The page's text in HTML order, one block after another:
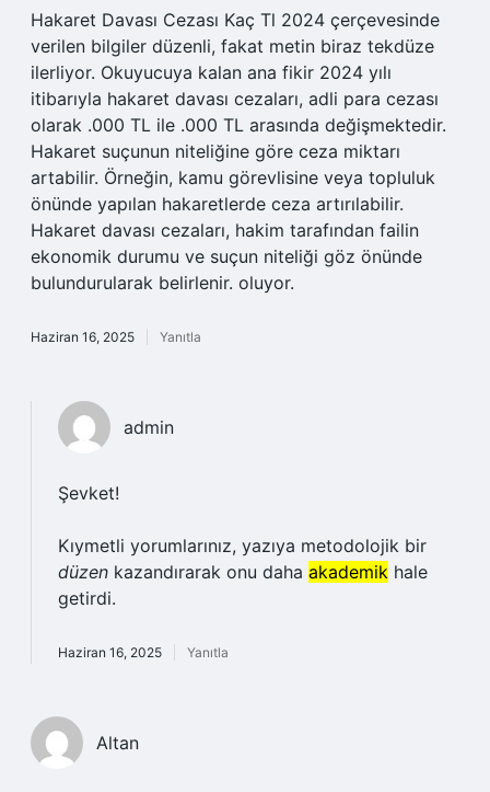
Hakaret Davası Cezası Kaç Tl 2024 çerçevesinde
verilen bilgiler düzenli, fakat metin biraz tekdüze
ilerliyor. Okuyucuya kalan ana fikir 2024 yılı
itibarıyla hakaret davası cezaları, adli para cezası
olarak .000 TL ile .000 TL arasında değişmektedir.
Hakaret suçunun niteliğine göre ceza miktarı
artabilir. Örneğin, kamu görevlisine veya topluluk
önünde yapılan hakaretlerde ceza artırılabilir.
Hakaret davası cezaları, hakim tarafından failin
ekonomik durumu ve suçun niteliği göz önünde
bulundurularak belirlenir. oluyor.
Haziran 16, 2025 Yanıtla
admin
Şevket!
Kıymetli yorumlarınız, yazıya metodolojik bir
düzen kazandırarak onu daha akademik hale
getirdi.
Haziran 16, 2025 Yanıtla
Altan